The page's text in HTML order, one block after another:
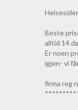
Beste
alltid 14
Er noen
igjen- vi
firma reg